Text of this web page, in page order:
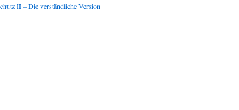
II – Die verständliche Version